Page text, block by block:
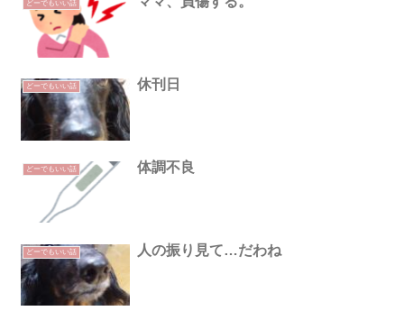
どーでもいい話
どーでもいい話 休刊日
どーでもいい話 体調不良
どーでもいい話 人の振り見て…だわね